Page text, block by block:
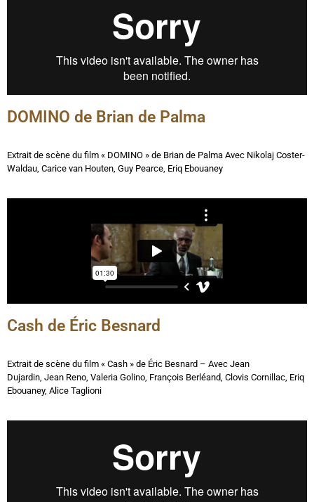
DOMINO de Brian de Palma
Extrait de scène du film « DOMINO » de Brian de Palma Avec Nikolaj Coster-
Waldau, Carice van Houten, Guy Pearce, Eriq Ebouaney
Cash de Éric Besnard
Extrait de scène du film « Cash » de Éric Besnard – Avec Jean
Dujardin, Jean Reno, Valeria Golino, François Berléand, Clovis Cornillac, Eriq
Ebouaney, Alice Taglioni